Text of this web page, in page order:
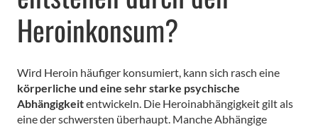
Heroinkonsum?
Wird Heroin häufiger konsumiert, kann sich rasch eine
körperliche und eine sehr starke psychische
Abhängigkeitentwickeln. Die Heroinabhängigkeit gilt als
eine der schwersten überhaupt. Manche Abhängige